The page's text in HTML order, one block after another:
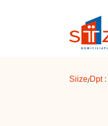
Siize/Dpt :